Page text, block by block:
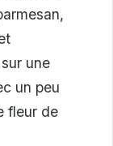
une
un peu
fleur de